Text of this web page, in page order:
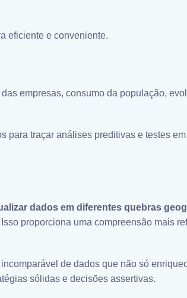
eficiente e conveniente.
empresas, consumo da população,
para traçar análises preditivas e testes
dados em diferentes quebras
proporciona uma compreensão mais
de dados que não só
sólidas e decisões assertivas.